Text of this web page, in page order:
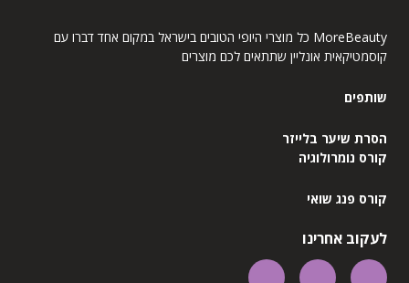
MoreBeauty כל מוצרי היופי הטובים בישראל במקום אחד דברו עם
קוסמטיקאית אונליין שתתאים לכם מוצרים
שותפים
הסרת שיער בלייזר
קורס נומרולוגיה
קורס פנג שואי
לעקוב אחרינו